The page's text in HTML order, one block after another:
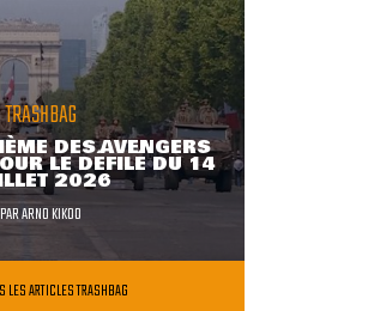
TRASHBAG
DES AVENGERS
LE DÉFILÉ DU 14
2026
PARARNO KIKOO
LES ARTICLES TRASHBAG